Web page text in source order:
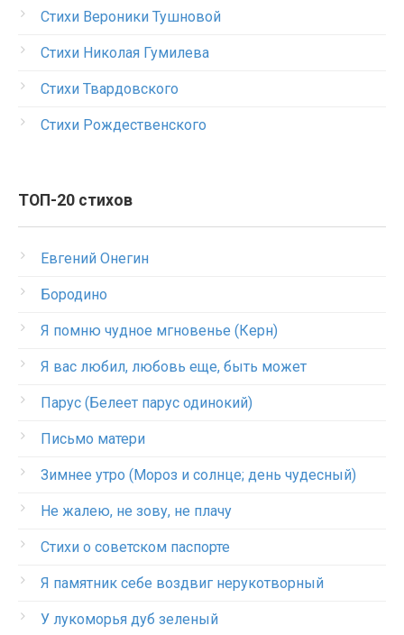
Стихи Вероники Тушновой
Стихи Николая Гумилева
Стихи Твардовского
Стихи Рождественского
ТОП-20 стихов
Евгений Онегин
Бородино
Я помню чудное мгновенье (Керн)
Я вас любил, любовь еще, быть может
Парус (Белеет парус одинокий)
Письмо матери
Зимнее утро (Мороз и солнце; день чудесный)
Не жалею, не зову, не плачу
Стихи о советском паспорте
Я памятник себе воздвиг нерукотворный
У лукоморья дуб зеленый